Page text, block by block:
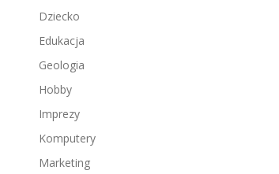
Dziecko
Edukacja
Geologia
Hobby
Imprezy
Komputery
Marketing